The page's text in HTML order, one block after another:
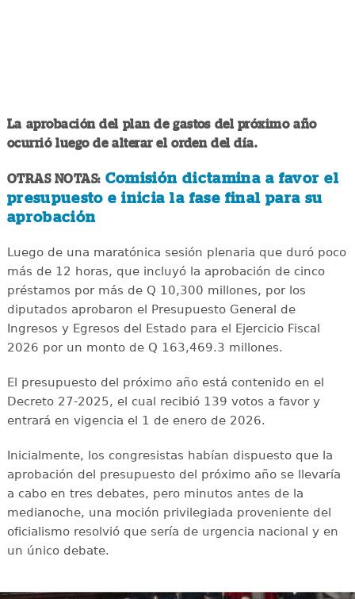
La aprobación del plan de gastos del próximo año
ocurrió luego de alterar el orden del día.
OTRAS NOTAS:Comisión dictamina a favor el
presupuesto e inicia la fase final para su
aprobación
Luego de una maratónica sesión plenaria que duró poco
más de 12 horas, que incluyó la aprobación de cinco
préstamos por más de Q 10,300 millones, por los
diputados aprobaron el Presupuesto General de
Ingresos y Egresos del Estado para el Ejercicio Fiscal
2026 por un monto de Q 163,469.3 millones.
El presupuesto del próximo año está contenido en el
Decreto 27-2025, el cual recibió 139 votos a favor y
entrará en vigencia el 1 de enero de 2026.
Inicialmente, los congresistas habían dispuesto que la
aprobación del presupuesto del próximo año se llevaría
a cabo en tres debates, pero minutos antes de la
medianoche, una moción privilegiada proveniente del
oficialismo resolvió que sería de urgencia nacional y en
un único debate.